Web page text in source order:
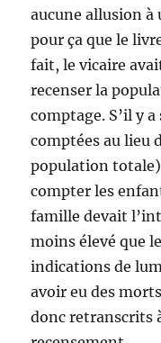
aucune allusion à
pour ça que le
fait, le vicaire
recenser la
comptage. S’il y
comptées au lieu
population
compter les
famille devait
moins élevé que
indications de
avoir eu des
donc retranscrits